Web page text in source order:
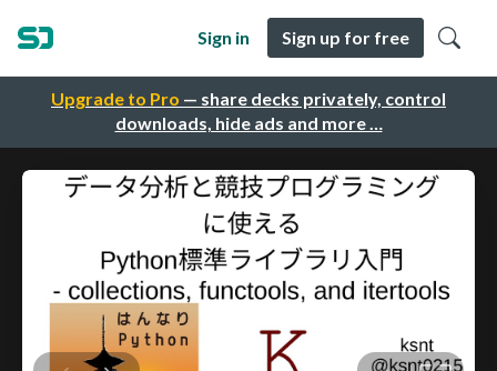
Upgrade to Pro — share decks privately, control
downloads, hide ads and more …
Sign in Sign up for free